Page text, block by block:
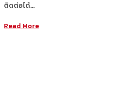
ติดต่อได้…
Read More